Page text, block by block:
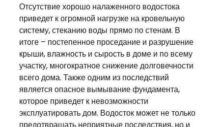
Отсутствие хорошо налаженного водостока
приведет к огромной нагрузке на кровельную
систему, стеканию воды прямо по стенам. В
итоге – постепенное проседание и разрушение
крыши, влажность и сырость в доме и по всему
участку, многократное снижение долговечности
всего дома. Также одним из последствий
является опасное вымывание фундамента,
которое приведет к невозможности
эксплуатировать дом. Водосток может не только
предотвращать неприятные последствия, но и